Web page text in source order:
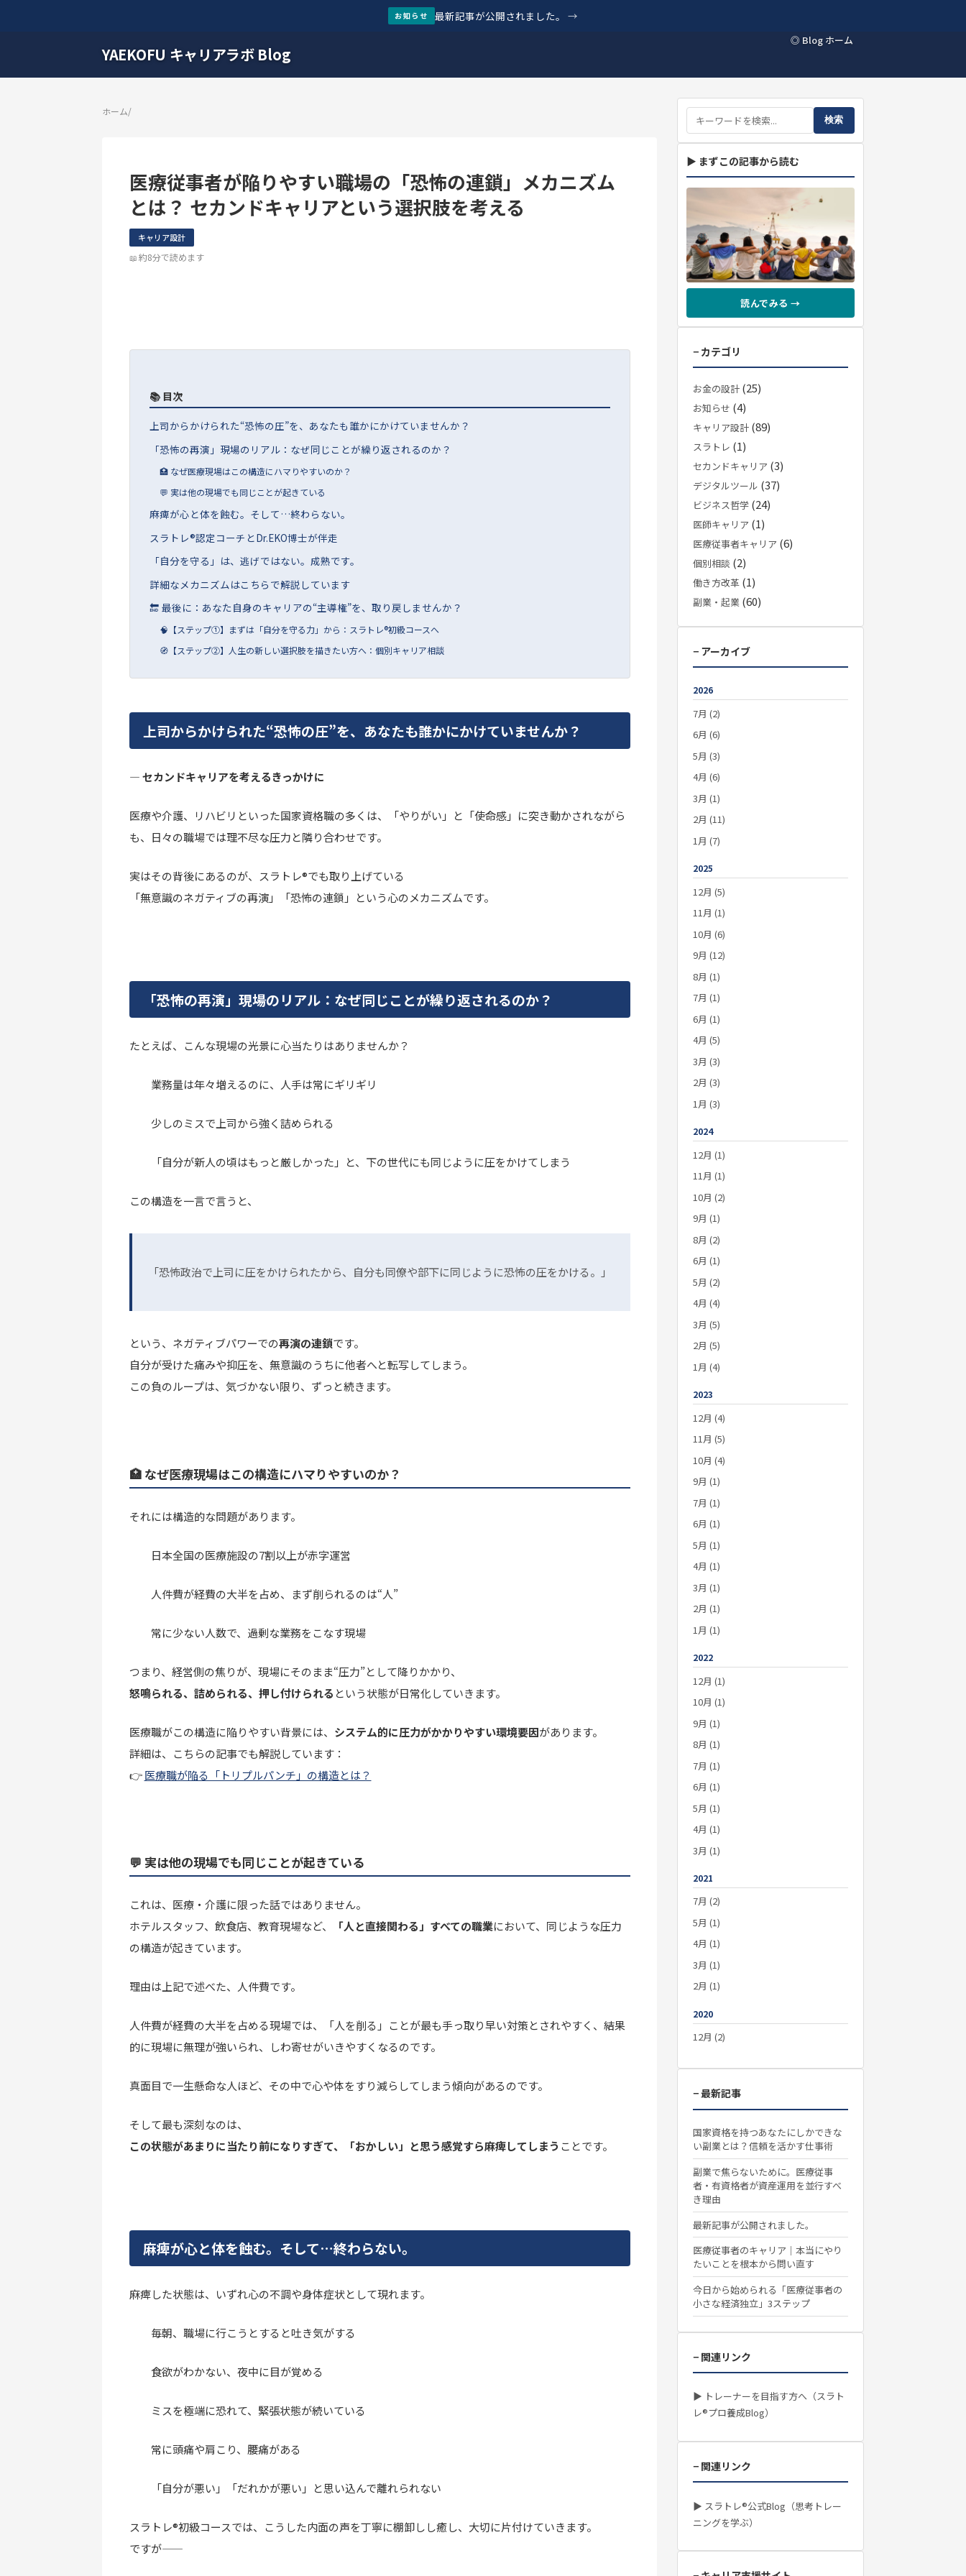
お知らせ 最新記事が公開されました。 →
YAEKOFU キャリアラボ Blog
◎ Blog ホーム
ホーム/
医療従事者が陥りやすい職場の「恐怖の連鎖」メカニズム
とは？ セカンドキャリアという選択肢を考える
キャリア設計
約8分で読めます
📚 目次
上司からかけられた“恐怖の圧”を、あなたも誰かにかけていませんか？
「恐怖の再演」現場のリアル：なぜ同じことが繰り返されるのか？
🏥 なぜ医療現場はこの構造にハマりやすいのか？
💬 実は他の現場でも同じことが起きている
麻痺が心と体を蝕む。そして…終わらない。
スラトレ®認定コーチとDr.EKO博士が伴走
「自分を守る」は、逃げではない。成熟です。
詳細なメカニズムはこちらで解説しています
🔚 最後に：あなた自身のキャリアの“主導権”を、取り戻しませんか？
🧠【ステップ①】まずは「自分を守る力」から：スラトレ®初級コースへ
🧭【ステップ②】人生の新しい選択肢を描きたい方へ：個別キャリア相談
上司からかけられた“恐怖の圧”を、あなたも誰かにかけていませんか？
― セカンドキャリアを考えるきっかけに
医療や介護、リハビリといった国家資格職の多くは、「やりがい」と「使命感」に突き動かされながら
も、日々の職場では理不尽な圧力と隣り合わせです。
実はその背後にあるのが、スラトレ®でも取り上げている
「無意識のネガティブの再演」「恐怖の連鎖」という心のメカニズムです。
「恐怖の再演」現場のリアル：なぜ同じことが繰り返されるのか？
たとえば、こんな現場の光景に心当たりはありませんか？
業務量は年々増えるのに、人手は常にギリギリ
少しのミスで上司から強く詰められる
「自分が新人の頃はもっと厳しかった」と、下の世代にも同じように圧をかけてしまう
この構造を一言で言うと、
「恐怖政治で上司に圧をかけられたから、自分も同僚や部下に同じように恐怖の圧をかける。」
という、ネガティブパワーでの再演の連鎖です。
自分が受けた痛みや抑圧を、無意識のうちに他者へと転写してしまう。
この負のループは、気づかない限り、ずっと続きます。
🏥 なぜ医療現場はこの構造にハマりやすいのか？
それには構造的な問題があります。
日本全国の医療施設の7割以上が赤字運営
人件費が経費の大半を占め、まず削られるのは“人”
常に少ない人数で、過剰な業務をこなす現場
つまり、経営側の焦りが、現場にそのまま“圧力”として降りかかり、
怒鳴られる、詰められる、押し付けられる という状態が日常化していきます。
医療職がこの構造に陥りやすい背景には、 システム的に圧力がかかりやすい環境要因があります。
詳細は、こちらの記事でも解説しています：
👉医療職が陥る「トリプルパンチ」の構造とは？
💬 実は他の現場でも同じことが起きている
これは、医療・介護に限った話ではありません。
ホテルスタッフ、飲食店、教育現場など、
「人と直接関わる」すべての職業において、同じような圧力
の構造が起きています。
理由は上記で述べた、人件費です。
人件費が経費の大半を占める現場では、「人を削る」ことが最も手っ取り早い対策とされやすく、結果
的に現場に無理が強いられ、しわ寄せがいきやすくなるのです。
真面目で一生懸命な人ほど、その中で心や体をすり減らしてしまう傾向があるのです。
そして最も深刻なのは、
この状態があまりに当たり前になりすぎて、「おかしい」と思う感覚すら麻痺してしまう ことです。
麻痺が心と体を蝕む。そして…終わらない。
麻痺した状態は、いずれ心の不調や身体症状として現れます。
毎朝、職場に行こうとすると吐き気がする
食欲がわかない、夜中に目が覚める
ミスを極端に恐れて、緊張状態が続いている
常に頭痛や肩こり、腰痛がある
「自分が悪い」「だれかが悪い」と思い込んで離れられない
スラトレ®初級コースでは、こうした内面の声を丁寧に棚卸しし癒し、大切に片付けていきます。
ですが――
検索
▶ まずこの記事から読む
読んでみる →
− カテゴリ
お金の設計 (25)
お知らせ (4)
キャリア設計 (89)
スラトレ (1)
セカンドキャリア (3)
デジタルツール (37)
ビジネス哲学 (24)
医師キャリア (1)
医療従事者キャリア (6)
個別相談 (2)
働き方改革 (1)
副業・起業 (60)
− アーカイブ
2026
7月 (2)
6月 (6)
5月 (3)
4月 (6)
3月 (1)
2月 (11)
1月 (7)
2025
12月 (5)
11月 (1)
10月 (6)
9月 (12)
8月 (1)
7月 (1)
6月 (1)
4月 (5)
3月 (3)
2月 (3)
1月 (3)
2024
12月 (1)
11月 (1)
10月 (2)
9月 (1)
8月 (2)
6月 (1)
5月 (2)
4月 (4)
3月 (5)
2月 (5)
1月 (4)
2023
12月 (4)
11月 (5)
10月 (4)
9月 (1)
7月 (1)
6月 (1)
5月 (1)
4月 (1)
3月 (1)
2月 (1)
1月 (1)
2022
12月 (1)
10月 (1)
9月 (1)
8月 (1)
7月 (1)
6月 (1)
5月 (1)
4月 (1)
3月 (1)
2021
7月 (2)
5月 (1)
4月 (1)
3月 (1)
2月 (1)
2020
12月 (2)
− 最新記事
国家資格を持つあなたにしかできな
い副業とは？信頼を活かす仕事術
副業で焦らないために。医療従事
者・有資格者が資産運用を並行すべ
き理由
最新記事が公開されました。
医療従事者のキャリア｜本当にやり
たいことを根本から問い直す
今日から始められる「医療従事者の
小さな経済独立」3ステップ
− 関連リンク
▶ トレーナーを目指す方へ（スラト
レ®プロ養成Blog）
− 関連リンク
▶ スラトレ®公式Blog（思考トレー
ニングを学ぶ）